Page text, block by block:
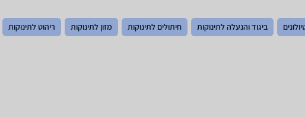
ביגוד והנעלה לתינוקות חיתולים לתינוקות מזון לתינוקות ריהוט לתינוקות